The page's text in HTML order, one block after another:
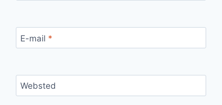
E-mail *
Websted